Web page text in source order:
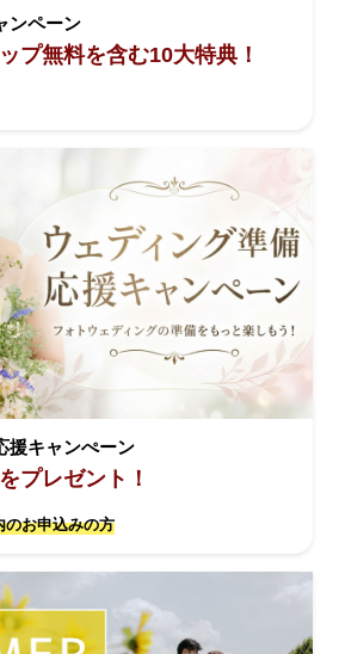
ンペーン
プ無料を含む10大特典！
援キャンぺーン
プレゼント！
のお申込みの方